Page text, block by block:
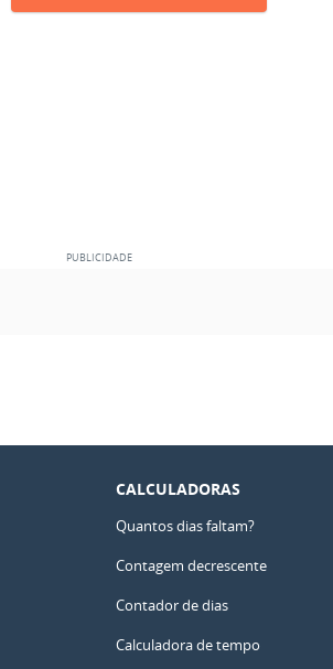
CALCULADORAS
Quantos dias faltam?
Contagem decrescente
Contador de dias
Calculadora de tempo